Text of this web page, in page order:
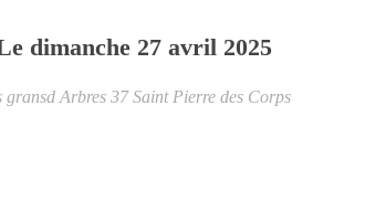
dimanche 27 avril 2025
gransd Arbres 37 Saint Pierre des Corps